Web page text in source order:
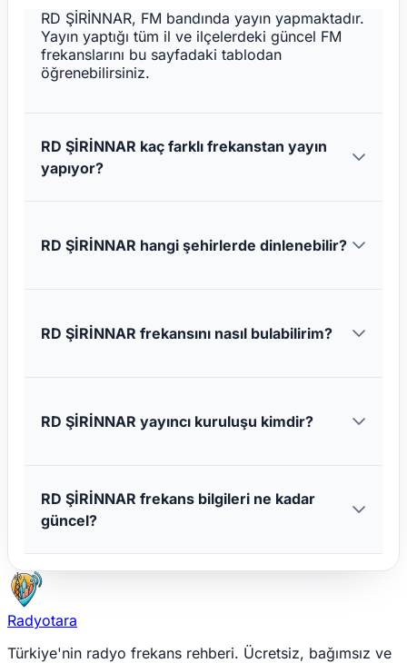
RD ŞİRİNNAR, FM bandında yayın yapmaktadır.
Yayın yaptığı tüm il ve ilçelerdeki güncel FM
frekanslarını bu sayfadaki tablodan
öğrenebilirsiniz.
RD ŞİRİNNAR kaç farklı frekanstan yayın
yapıyor?
RD ŞİRİNNAR hangi şehirlerde dinlenebilir?
RD ŞİRİNNAR frekansını nasıl bulabilirim?
RD ŞİRİNNAR yayıncı kuruluşu kimdir?
RD ŞİRİNNAR frekans bilgileri ne kadar
güncel?
Radyotara
Türkiye'nin radyo frekans rehberi. Ücretsiz, bağımsız ve